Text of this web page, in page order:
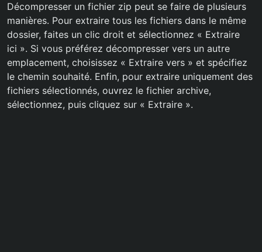
Décompresser un fichier zip peut se faire de plusieurs
manières. Pour extraire tous les fichiers dans le même
dossier, faites un clic droit et sélectionnez « Extraire
ici ». Si vous préférez décompresser vers un autre
emplacement, choisissez « Extraire vers » et spécifiez
le chemin souhaité. Enfin, pour extraire uniquement des
fichiers sélectionnés, ouvrez le fichier archive,
sélectionnez, puis cliquez sur « Extraire ».